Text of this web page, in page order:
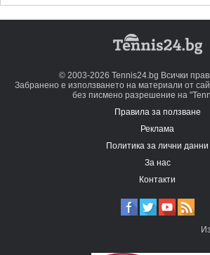
© 2003-2026 Tennis24.bg Всички
Забранено е използването на материали от
без писмено разрешение на
Правила за ползване
Реклама
Политика за лични данни
За нас
Контакти